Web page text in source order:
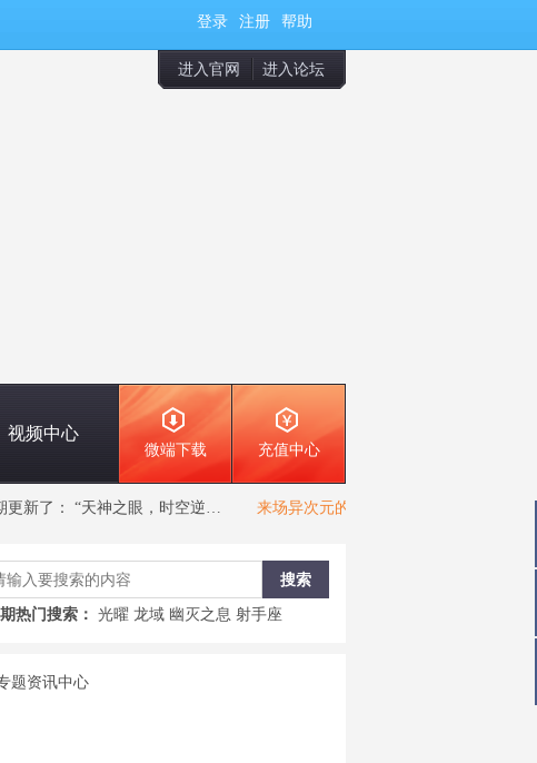
登录 注册 帮助
进入官网 进入论坛
视频中心
微端下载 充值中心
了：“天神之眼，时空逆转”——浩日战神测评 来场异次元的恋爱
热门搜索： 光曜 龙域 幽灭之息 射手座